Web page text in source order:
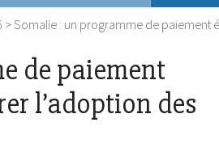
>Somalie : un programme de paiement
de paiement
l’adoption des